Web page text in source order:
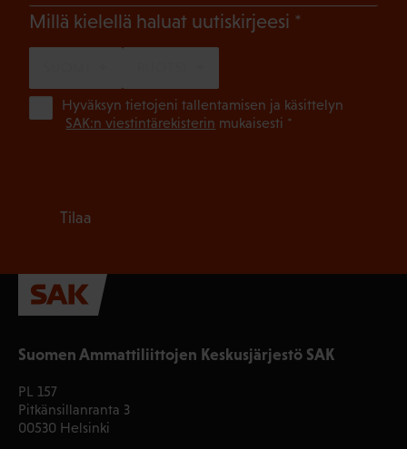
Suomen Ammattiliittojen Keskusjärjestö SAK
PL 157
Pitkänsillanranta 3
00530 Helsinki
Millä kielellä haluat uutiskirjeesi (Pakollinen)
Hyväksyn tietojeni tallentamisen ja käsittelyn
SAK:n viestintärekisterin mukaisesti *
Tilaa